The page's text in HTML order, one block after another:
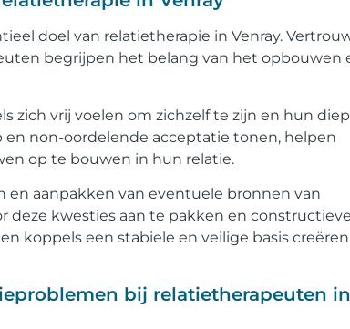
doel van relatietherapie in Venray.
begrijpen het belang van het opbouwen
zich vrij voelen om zichzelf te zijn en hun
non-oordelende acceptatie tonen, helpen
op te bouwen in hun relatie.
aanpakken van eventuele bronnen van
deze kwesties aan te pakken en constructieve
koppels een stabiele en veilige basis creëren
bij relatietherapeuten in